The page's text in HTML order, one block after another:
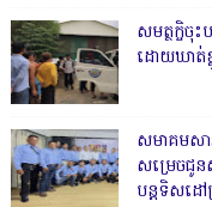
សមត្ថកិ្ចចុ
ដោយឃាត់
សមាគមសា
សម្រេចជូន
បន្តទិសដៅ